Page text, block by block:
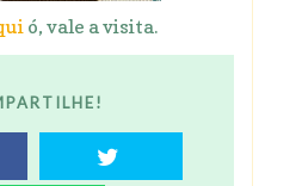
ó, vale a visita.